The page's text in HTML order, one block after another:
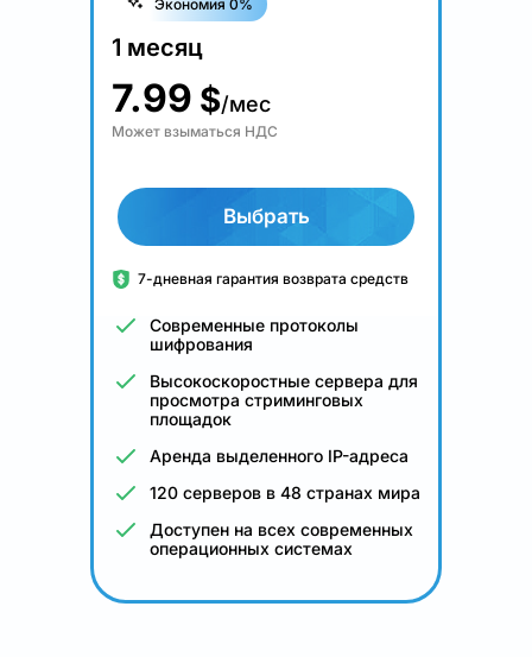
Экономия 0%
1 месяц
7.99 $/мес
Может взыматься НДС
Выбрать
7-дневная гарантия возврата средств
Современные протоколы
шифрования
Высокоскоростные сервера для
просмотра стриминговых
площадок
Аренда выделенного IP-адреса
120 серверов в 48 странах мира
Доступен на всех современных
операционных системах